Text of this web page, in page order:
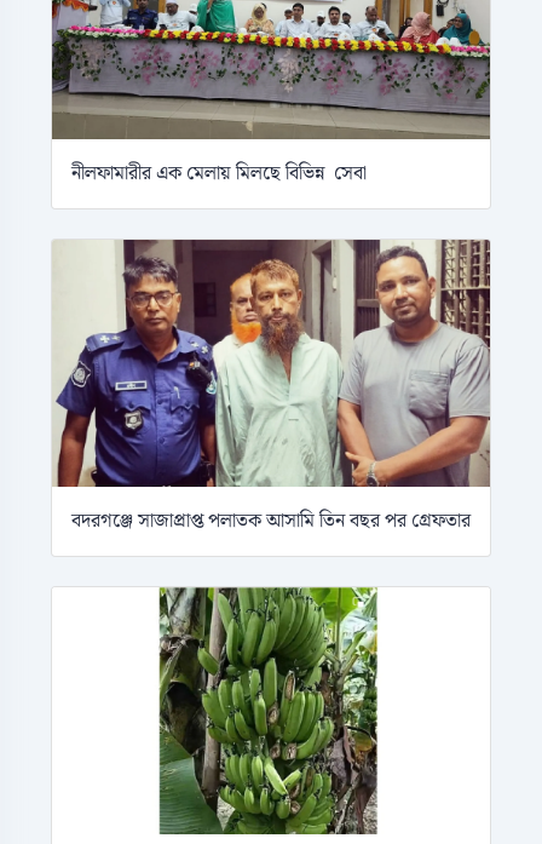
নীলফামারীর এক মেলায় মিলছে বিভিন্ন সেবা
বদরগঞ্জে সাজাপ্রাপ্ত পলাতক আসামি তিন বছর পর গ্রেফতার